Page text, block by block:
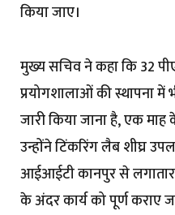
किया जाए।
मुख्य सचिव ने कहा कि 32
प्रयोगशालाओं की स्थापना
जारी किया जाना है, एक
उन्होंने टिंकरिंग लैब शीघ्र
आईआईटी कानपुर से लगातार
के अंदर कार्य को पूर्ण कराए